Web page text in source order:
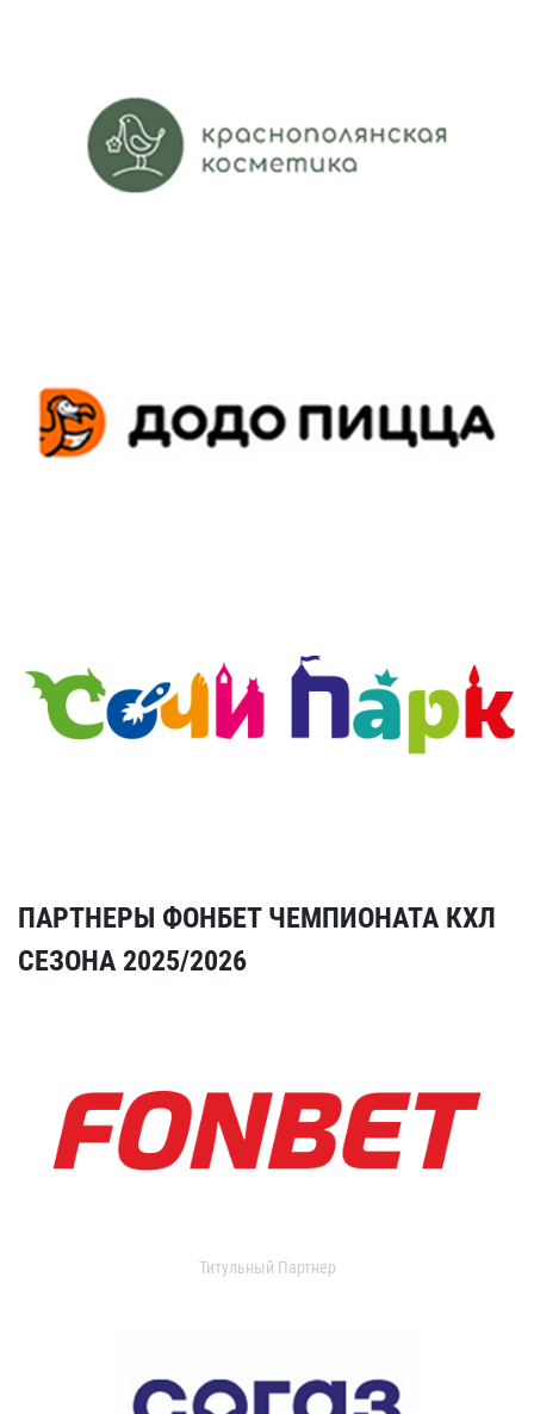
ПАРТНЕРЫ ФОНБЕТ ЧЕМПИОНАТА КХЛ
СЕЗОНА 2025/2026
Титульный Партнер